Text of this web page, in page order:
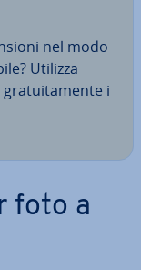
nel modo
Utilizza
gra­tui­ta­men­te i
foto a